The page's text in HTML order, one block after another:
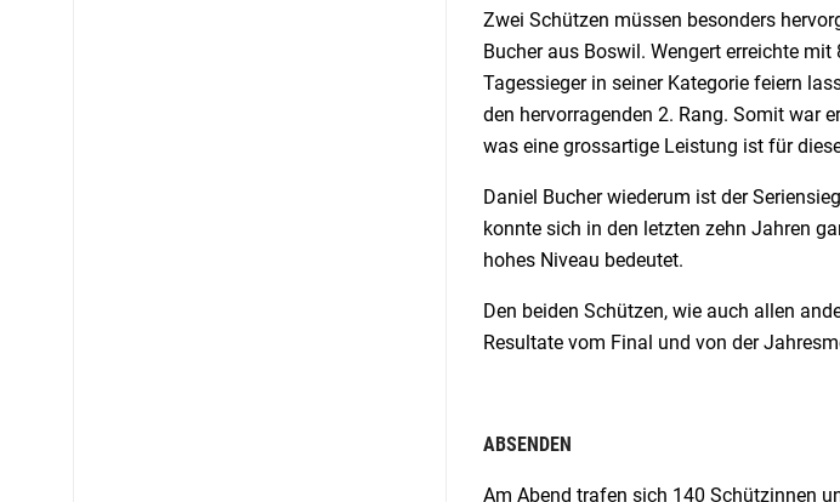
Zwei Schützen müssen besonders
Bucher aus Boswil. Wengert erreichte
Tagessieger in seiner Kategorie feiern
den hervorragenden 2. Rang. Somit war
was eine grossartige Leistung ist für
Daniel Bucher wiederum ist der
konnte sich in den letzten zehn Jahren
hohes Niveau bedeutet.
Den beiden Schützen, wie auch allen
Resultate vom Final und von der
ABSENDEN
Am Abend trafen sich 140 Schützinnen